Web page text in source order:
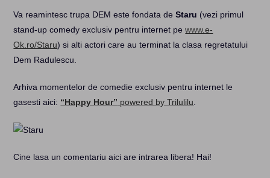
Va reamintesc trupa DEM este fondata deStaru (vezi primul
stand-up comedy exclusiv pentru internet pewww.e-
Ok.ro/Staru) si alti actori care au terminat la clasa regretatului
Dem Radulescu.
Arhiva momentelor de comedie exclusiv pentru internet le
gasesti aici: “Happy Hour” powered by Trilulilu
Cine lasa un comentariu aici are intrarea libera! Hai!